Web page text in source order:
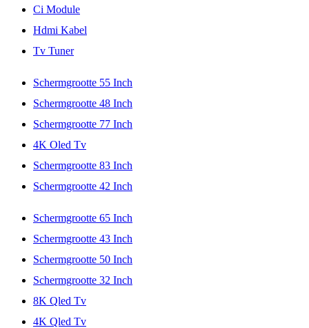
Ci Module
Hdmi Kabel
Tv Tuner
Schermgrootte 55 Inch
Schermgrootte 48 Inch
Schermgrootte 77 Inch
4K Oled Tv
Schermgrootte 83 Inch
Schermgrootte 42 Inch
Schermgrootte 65 Inch
Schermgrootte 43 Inch
Schermgrootte 50 Inch
Schermgrootte 32 Inch
8K Qled Tv
4K Qled Tv